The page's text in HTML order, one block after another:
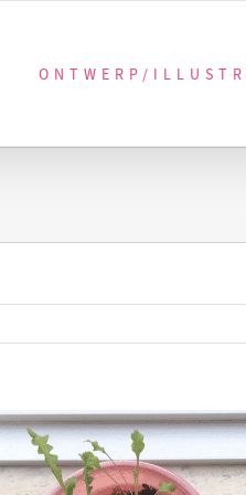
ONTWERP/